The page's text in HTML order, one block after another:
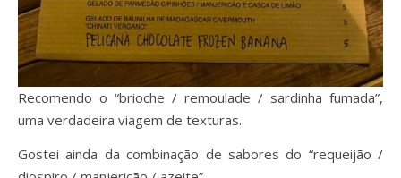
Recomendo o “brioche / remoulade / sardinha fumada”,
uma verdadeira viagem de texturas.
Gostei ainda da combinação de sabores do “requeijão /